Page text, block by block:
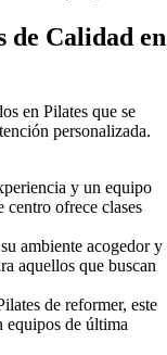
de Calidad en
en Pilates que se
personalizada.
y un equipo
centro ofrece clases
ambiente acogedor y
aquellos que buscan
de reformer, este
equipos de última